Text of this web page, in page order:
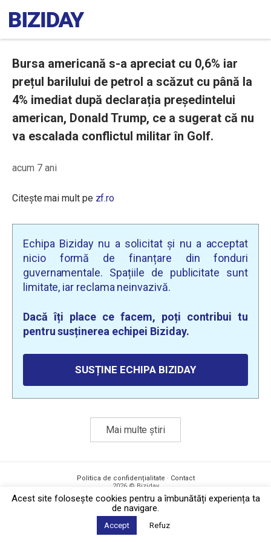
Bursa americană s-a apreciat cu 0,6% iar
prețul barilului de petrol a scăzut cu până la
4% imediat după declarația președintelui
american, Donald Trump, ce a sugerat că nu
va escalada conflictul militar în Golf.
acum 7 ani
Citește mai mult pe zf.ro
Echipa Biziday nu a solicitat și nu a acceptat
nicio formă de finanțare din fonduri
guvernamentale. Spațiile de publicitate sunt
limitate, iar reclama neinvazivă.
Dacă îți place ce facem, poți contribui tu
pentru susținerea echipei Biziday.
SUSȚINE ECHIPA BIZIDAY
Mai multe știri
Politica de confidențialitate · Contact
2026 © Biziday
Acest site foloseşte cookies pentru a îmbunătăți experiența ta
de navigare.
Accept Refuz